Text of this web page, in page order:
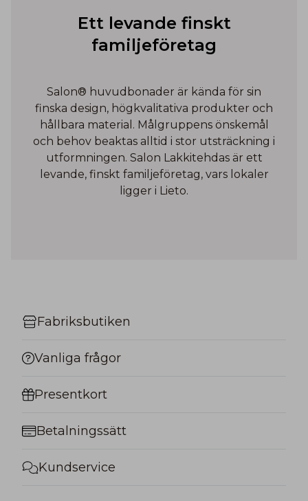
Ett levande finskt
familjeföretag
Salon® huvudbonader är kända för sin
finska design, högkvalitativa produkter och
hållbara material. Målgruppens önskemål
och behov beaktas alltid i stor utsträckning i
utformningen. Salon Lakkitehdas är ett
levande, finskt familjeföretag, vars lokaler
ligger i Lieto.
Fabriksbutiken
Vanliga frågor
Presentkort
Betalningssätt
Kundservice